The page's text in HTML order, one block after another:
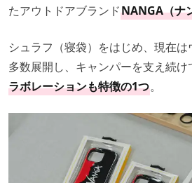
たアウトドアブランドNANGA（ナ
シュラフ（寝袋）をはじめ、現在
多数展開し、キャンパーを支え続け
ラボレーションも特徴の1つ。